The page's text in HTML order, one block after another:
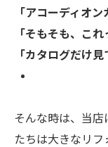
「アコーディオ
「そもそも、こ
「カタログだけ見
そんな時は、当
たちは大きなリフ